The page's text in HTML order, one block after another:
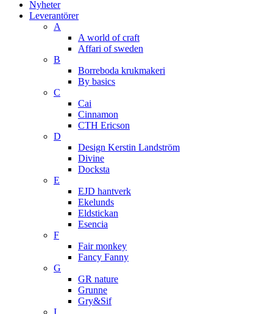
Nyheter
Leverantörer
A
A world of craft
Affari of sweden
B
Borreboda krukmakeri
By basics
C
Cai
Cinnamon
CTH Ericson
D
Design Kerstin Landström
Divine
Docksta
E
EJD hantverk
Ekelunds
Eldstickan
Esencia
F
Fair monkey
Fancy Fanny
G
GR nature
Grunne
Gry&Sif
I